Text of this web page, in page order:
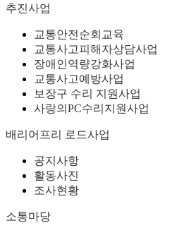
추진사업
교통안전순회교육
교통사고피해자상담사업
장애인역량강화사업
교통사고예방사업
보장구 수리 지원사업
사랑의PC수리지원사업
배리어프리 로드사업
공지사항
활동사진
조사현황
소통마당